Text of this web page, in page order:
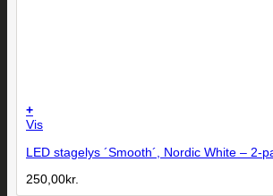
+
Vis
LED stagelys ´Smooth´, Nordic White – 2-
250,00kr.